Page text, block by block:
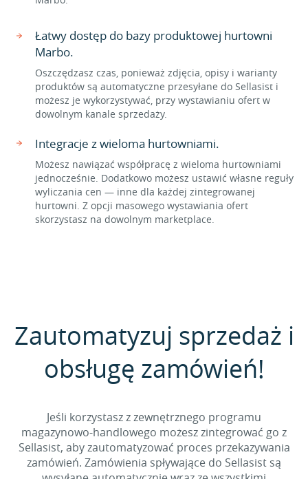
Łatwy dostęp do bazy produktowej hurtowni
Marbo.
Oszczędzasz czas, ponieważ zdjęcia, opisy i warianty
produktów są automatyczne przesyłane do Sellasist i
możesz je wykorzystywać, przy wystawianiu ofert w
dowolnym kanale sprzedaży.
Integracje z wieloma hurtowniami.
Możesz nawiązać współpracę z wieloma hurtowniami
jednocześnie. Dodatkowo możesz ustawić własne reguły
wyliczania cen — inne dla każdej zintegrowanej
hurtowni. Z opcji masowego wystawiania ofert
skorzystasz na dowolnym marketplace.
Zautomatyzuj sprzedaż i
obsługę zamówień!
Jeśli korzystasz z zewnętrznego programu
magazynowo-handlowego możesz zintegrować go z
Sellasist, aby zautomatyzować proces przekazywania
zamówień. Zamówienia spływające do Sellasist są